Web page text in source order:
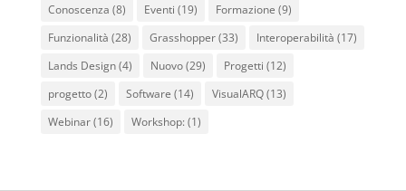
Conoscenza (8) Eventi (19) Formazione (9)
Funzionalità (28) Grasshopper(33) Interoperabilità (17)
Lands Design(4) Nuovo(29) Progetti (12)
progetto(2) Software (14) VisualARQ(13)
Webinar(16) Workshop: (1)